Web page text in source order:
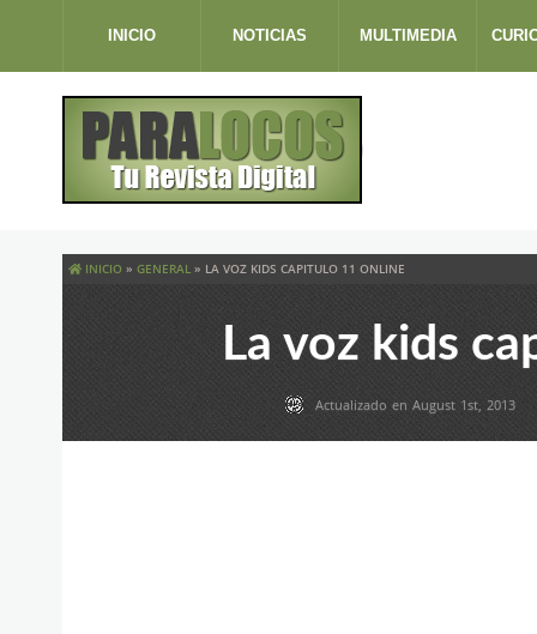
INICIO NOTICIAS MULTIMEDIA
INICIO » GENERAL » LA VOZ KIDS CAPITULO 11 ONLINE
La voz kids
Actualizado en August 1st, 2013